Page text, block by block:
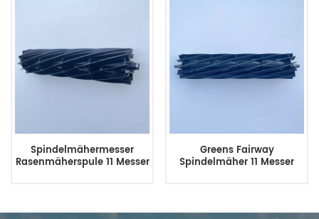
Spindelmähermesser
Rasenmäherspule 11 Messer
Greens Fairway
Spindelmäher 11 Messer